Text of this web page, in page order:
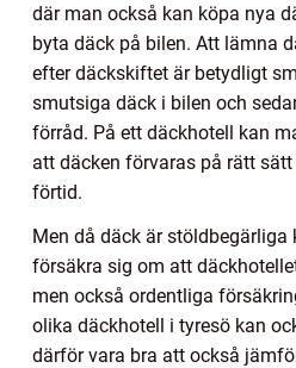
där man också kan köpa nya
byta däck på bilen. Att lämna
efter däckskiftet är betydligt
smutsiga däck i bilen och
förråd. På ett däckhotell kan
att däcken förvaras på rätt
förtid.
Men då däck är
försäkra sig om att
men också ordentliga
olika däckhotell i tyresö kan
därför vara bra att också